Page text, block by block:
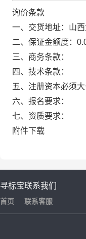
询价条款
一、交货地址：山
二、保证金额度：
三、商务条款：
四、技术条款：
五、注册资本必须
六、报名要求：
七、资质要求：
附件下载
寻标宝
首页
联系我们
联系客服